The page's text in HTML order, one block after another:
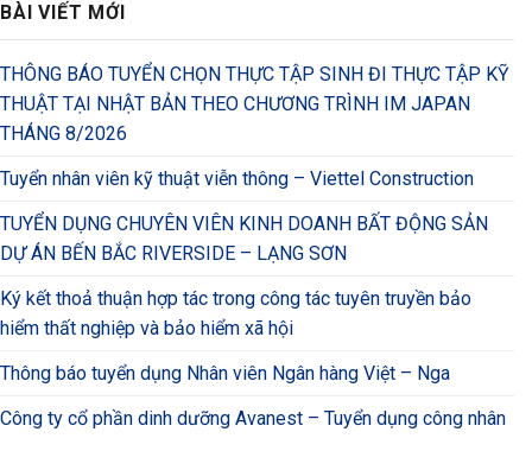
BÀI VIẾT MỚI
THÔNG BÁO TUYỂN CHỌN THỰC TẬP SINH ĐI THỰC TẬP KỸ
THUẬT TẠI NHẬT BẢN THEO CHƯƠNG TRÌNH IM JAPAN
THÁNG 8/2026
Tuyển nhân viên kỹ thuật viễn thông – Viettel Construction
TUYỂN DỤNG CHUYÊN VIÊN KINH DOANH BẤT ĐỘNG SẢN
DỰ ÁN BẾN BẮC RIVERSIDE – LẠNG SƠN
Ký kết thoả thuận hợp tác trong công tác tuyên truyền bảo
hiểm thất nghiệp và bảo hiểm xã hội
Thông báo tuyển dụng Nhân viên Ngân hàng Việt – Nga
Công ty cổ phần dinh dưỡng Avanest – Tuyển dụng công nhân